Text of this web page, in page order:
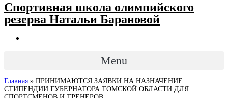
Спортивная школа олимпийского
резерва Натальи Барановой
Menu
Главная » ПРИНИМАЮТСЯ ЗАЯВКИ НА НАЗНАЧЕНИЕ
СТИПЕНДИИ ГУБЕРНАТОРА ТОМСКОЙ ОБЛАСТИ ДЛЯ